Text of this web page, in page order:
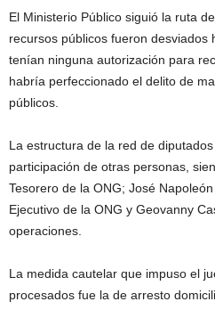
El Ministerio Público siguió la ruta
recursos públicos fueron desviados
tenían ninguna autorización para
habría perfeccionado el delito de
públicos.
La estructura de la red de
participación de otras personas,
Tesorero de la ONG; José
Ejecutivo de la ONG y Geovanny
operaciones.
La medida cautelar que impuso el
procesados fue la de arresto